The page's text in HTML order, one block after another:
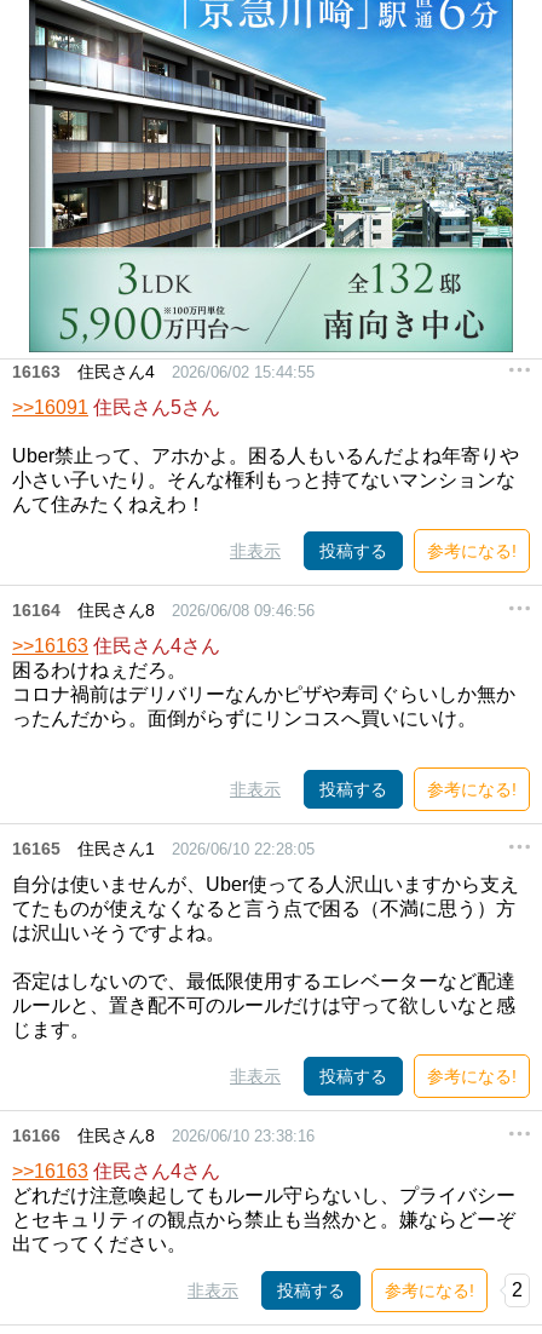
16163 住民さん4 2026/06/02 15:44:55
>>16091 住民さん5さん
Uber禁止って、アホかよ。困る人もいるんだよね年寄りや
小さい子いたり。そんな権利もっと持てないマンションな
んて住みたくねえわ！
非表示 投稿する 参考になる!
16164 住民さん8 2026/06/08 09:46:56
>>16163 住民さん4さん
困るわけねぇだろ。
コロナ禍前はデリバリーなんかピザや寿司ぐらいしか無か
ったんだから。面倒がらずにリンコスへ買いにいけ。
非表示 投稿する 参考になる!
16165 住民さん1 2026/06/10 22:28:05
自分は使いませんが、Uber使ってる人沢山いますから支え
てたものが使えなくなると言う点で困る（不満に思う）方
は沢山いそうですよね。
否定はしないので、最低限使用するエレベーターなど配達
ルールと、置き配不可のルールだけは守って欲しいなと感
じます。
非表示 投稿する 参考になる!
16166 住民さん8 2026/06/10 23:38:16
>>16163 住民さん4さん
どれだけ注意喚起してもルール守らないし、プライバシー
とセキュリティの観点から禁止も当然かと。嫌ならどーぞ
出てってください。
非表示 投稿する 参考になる! 2